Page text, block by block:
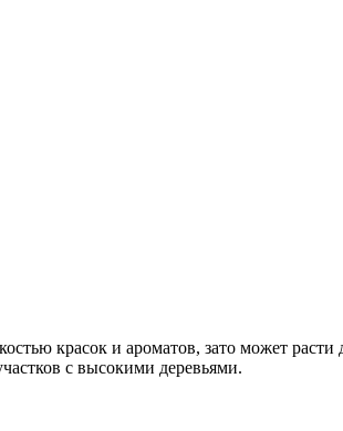
красок и ароматов, зато может
с высокими деревьями.